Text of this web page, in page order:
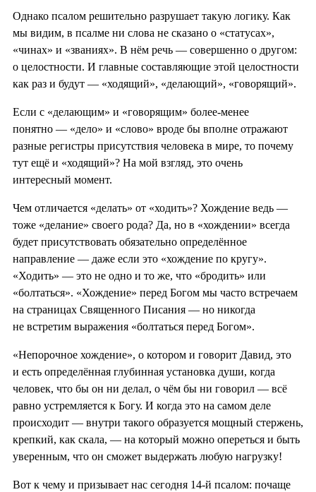
Однако псалом решительно разрушает такую логику. Как
мы видим, в псалме ни слова не сказано о «статусах»,
«чинах» и «званиях». В нём речь — совершенно о другом:
о целостности. И главные составляющие этой целостности
как раз и будут — «ходящий», «делающий», «говорящий».
Если с «делающим» и «говорящим» более-менее
понятно — «дело» и «слово» вроде бы вполне отражают
разные регистры присутствия человека в мире, то почему
тут ещё и «ходящий»? На мой взгляд, это очень
интересный момент.
Чем отличается «делать» от «ходить»? Хождение ведь —
тоже «делание» своего рода? Да, но в «хождении» всегда
будет присутствовать обязательно определённое
направление — даже если это «хождение по кругу».
«Ходить» — это не одно и то же, что «бродить» или
«болтаться». «Хождение» перед Богом мы часто встречаем
на страницах Священного Писания — но никогда
не встретим выражения «болтаться перед Богом».
«Непорочное хождение», о котором и говорит Давид, это
и есть определённая глубинная установка души, когда
человек, что бы он ни делал, о чём бы ни говорил — всё
равно устремляется к Богу. И когда это на самом деле
происходит — внутри такого образуется мощный стержень,
крепкий, как скала, — на который можно опереться и быть
уверенным, что он сможет выдержать любую нагрузку!
Вот к чему и призывает нас сегодня 14-й псалом: почаще